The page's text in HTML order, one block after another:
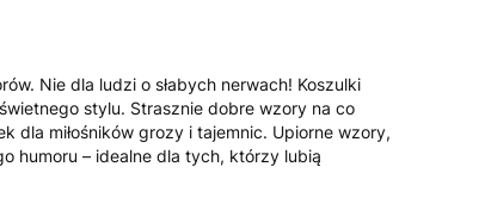
Nie dla ludzi o słabych nerwach! Koszulki
stylu. Strasznie dobre wzory na co
dla miłośników grozy i tajemnic. Upiorne wzory,
humoru – idealne dla tych, którzy lubią